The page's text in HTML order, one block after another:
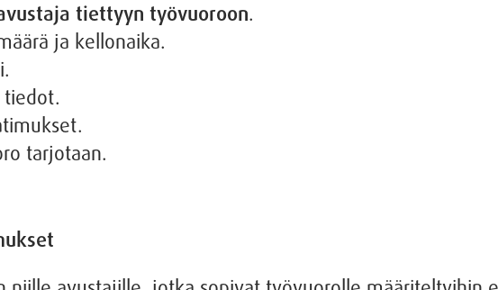
tiettyyn työvuoroon.
ja kellonaika.
tiedot.
tarjotaan.